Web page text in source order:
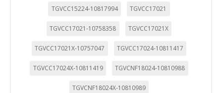
TGVCC15224-10817994 TGVCC17021
TGVCC17021-10758358 TGVCC17021X
TGVCC17021X-10757047 TGVCC17024-10811417
TGVCC17024X-10811419 TGVCNF18024-10810988
TGVCNF18024X-10810989